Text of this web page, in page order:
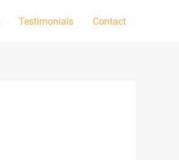
Testimonials Contact